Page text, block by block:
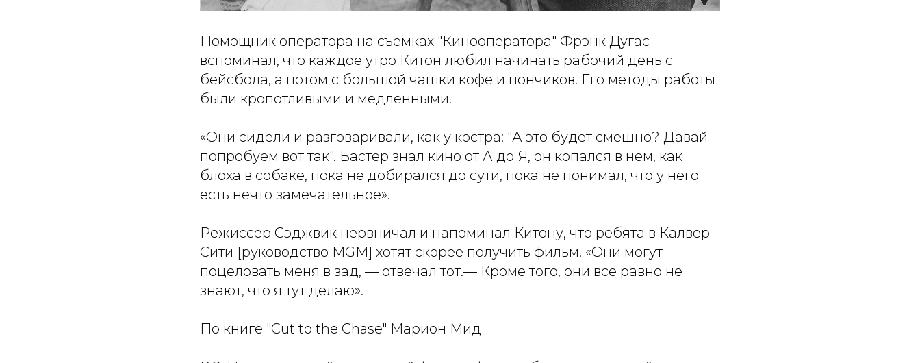
Помощник оператора на съёмках "Кинооператора" Фрэнк Дугас
вспоминал, что каждое утро Китон любил начинать рабочий день с
бейсбола, а потом с большой чашки кофе и пончиков. Его методы работы
были кропотливыми и медленными.
«Они сидели и разговаривали, как у костра: "А это будет смешно? Давай
попробуем вот так". Бастер знал кино от А до Я, он копался в нем, как
блоха в собаке, пока не добирался до сути, пока не понимал, что у него
есть нечто замечательное».
Режиссер Сэджвик нервничал и напоминал Китону, что ребята в Калвер-
Сити [руководство MGM] хотят скорее получить фильм. «Они могут
поцеловать меня в зад, — отвечал тот.— Кроме того, они все равно не
знают, что я тут делаю».
По книге "Cut to the Chase" Марион Мид